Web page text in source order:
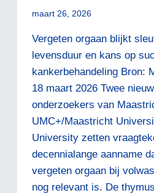
maart 26, 2026
Vergeten orgaan blijkt
levensduur en kans op
kankerbehandeling Bron:
18 maart 2026 Twee
onderzoekers van
UMC+/Maastricht
University zetten
decennialange aanname
vergeten orgaan bij
nog relevant is. De